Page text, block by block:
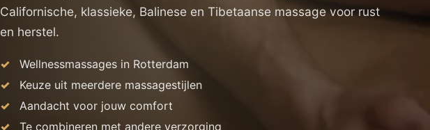
Californische, klassieke, Balinese en Tibetaanse massage voor rust
en herstel.
Wellnessmassages in Rotterdam
Keuze uit meerdere massagestijlen
Aandacht voor jouw comfort
Te combineren met andere verzorging